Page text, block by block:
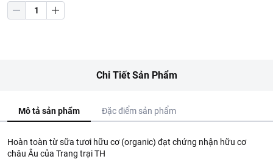
Chi Tiết Sản Phẩm
Mô tả sản phẩm Đặc điểm sản phẩm
Hoàn toàn từ sữa tươi hữu cơ (organic) đạt chứng nhận hữu cơ
châu Âu của Trang trại TH